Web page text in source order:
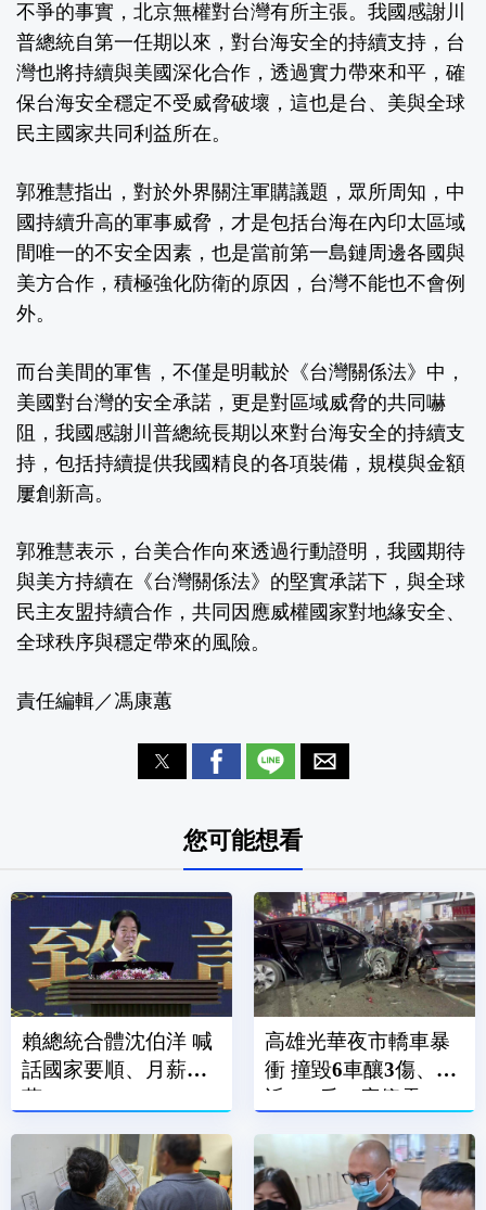
不爭的事實，北京無權對台灣有所主張。我國感謝川
普總統自第一任期以來，對台海安全的持續支持，台
灣也將持續與美國深化合作，透過實力帶來和平，確
保台海安全穩定不受威脅破壞，這也是台、美與全球
民主國家共同利益所在。
郭雅慧指出，對於外界關注軍購議題，眾所周知，中
國持續升高的軍事威脅，才是包括台海在內印太區域
間唯一的不安全因素，也是當前第一島鏈周邊各國與
美方合作，積極強化防衛的原因，台灣不能也不會例
外。
而台美間的軍售，不僅是明載於《台灣關係法》中，
美國對台灣的安全承諾，更是對區域威脅的共同嚇
阻，我國感謝川普總統長期以來對台海安全的持續支
持，包括持續提供我國精良的各項裝備，規模與金額
屢創新高。
郭雅慧表示，台美合作向來透過行動證明，我國期待
與美方持續在《台灣關係法》的堅實承諾下，與全球
民主友盟持續合作，共同因應威權國家對地緣安全、
全球秩序與穩定帶來的風險。
責任編輯／馮康蕙
您可能想看
賴總統合體沈伯洋 喊
話國家要順、月薪破3
萬
高雄光華夜市轎車暴
衝 撞毀6車釀3傷、附
近600戶一度停電